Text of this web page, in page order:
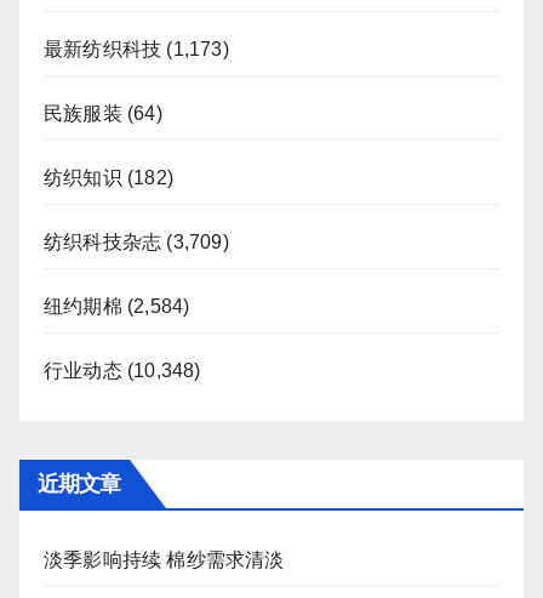
最新纺织科技 (1,173)
民族服装 (64)
纺织知识 (182)
纺织科技杂志 (3,709)
纽约期棉 (2,584)
行业动态(10,348)
近期文章
淡季影响持续 棉纱需求清淡